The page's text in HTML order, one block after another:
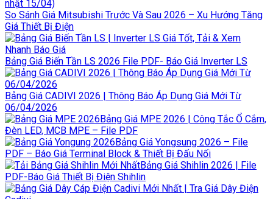
nhật 15/04)
So Sánh Giá Mitsubishi Trước Và Sau 2026 – Xu Hướng Tăng
Giá Thiết Bị Điện
Bảng Giá Biến Tần LS 2026 File PDF- Báo Giá Inverter LS
Bảng Giá CADIVI 2026 | Thông Báo Áp Dụng Giá Mới Từ
06/04/2026
Bảng Giá MPE 2026 | Công Tắc Ổ Cắm,
Đèn LED, MCB MPE – File PDF
Bảng Giá Yongsung 2026 – File
PDF – Báo Giá Terminal Block & Thiết Bị Đấu Nối
Bảng Giá Shihlin 2026 | File
PDF-Báo Giá Thiết Bị Điện Shihlin